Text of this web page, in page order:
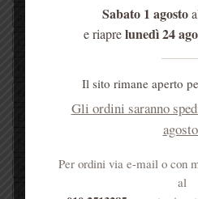
anticafarmaciasantannagenova
Chiesa di santAnna
Convento di
erboristeria dei frati
Ezio Battaglia
farmacia dei frati
Liguria mal di gola
Sabato 1 agosto
e riaprelunedì 24
Il sito rimane aperto
Gli ordini saranno
Per ordini via e-mail o con
al